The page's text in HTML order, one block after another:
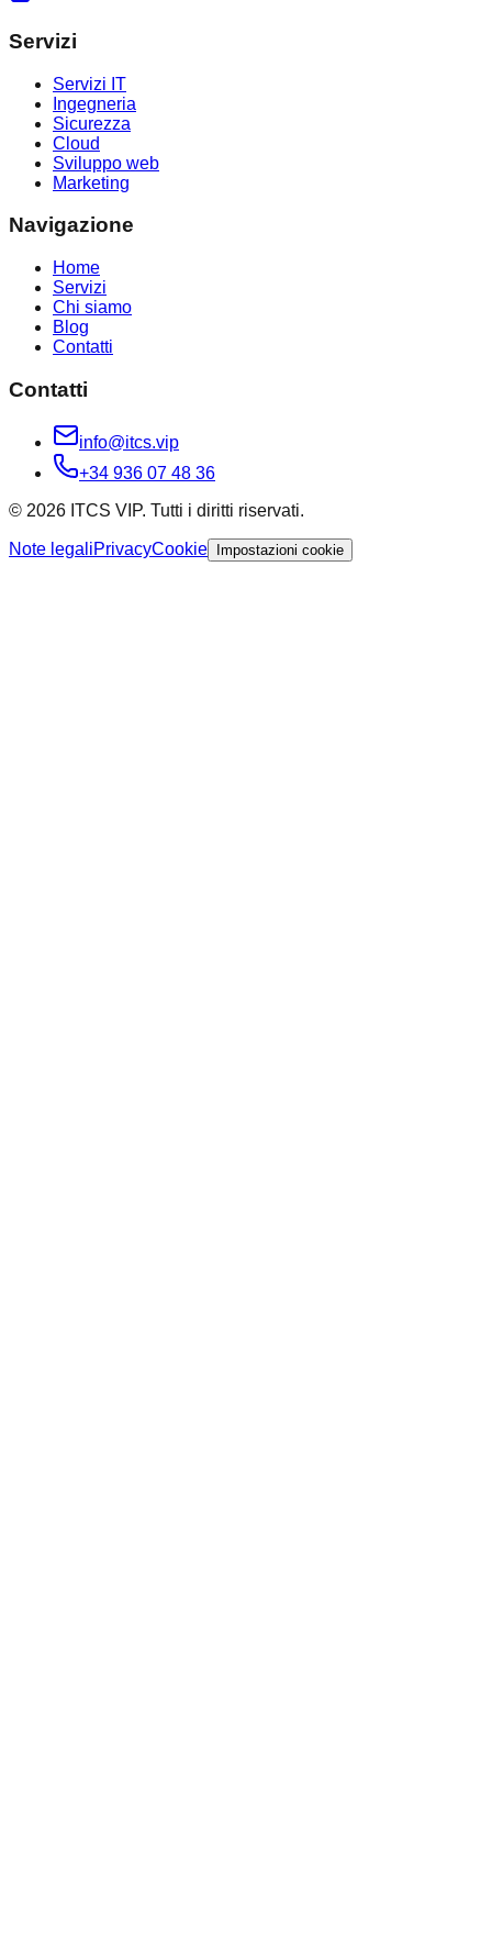
Servizi
Servizi IT
Ingegneria
Sicurezza
Cloud
Sviluppo web
Marketing
Navigazione
Home
Servizi
Chi siamo
Blog
Contatti
Contatti
info@itcs.vip
+34 936 07 48 36
© 2026 ITCS VIP. Tutti i diritti riservati.
Note legaliPrivacyCookie Impostazioni cookie